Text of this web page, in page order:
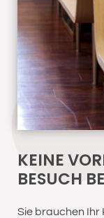
KEINE
BESUCH
Sie brauchen Ihr